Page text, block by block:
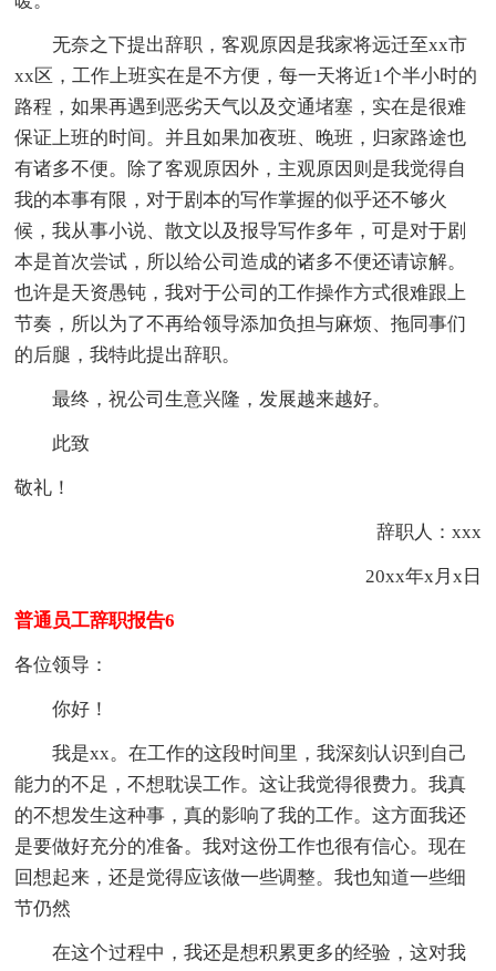
无奈之下提出辞职，客观原因是我家将远迁至xx市
xx区，工作上班实在是不方便，每一天将近1个半小时的
路程，如果再遇到恶劣天气以及交通堵塞，实在是很难
保证上班的时间。并且如果加夜班、晚班，归家路途也
有诸多不便。除了客观原因外，主观原因则是我觉得自
我的本事有限，对于剧本的写作掌握的似乎还不够火
候，我从事小说、散文以及报导写作多年，可是对于剧
本是首次尝试，所以给公司造成的诸多不便还请谅解。
也许是天资愚钝，我对于公司的工作操作方式很难跟上
节奏，所以为了不再给领导添加负担与麻烦、拖同事们
的后腿，我特此提出辞职。
最终，祝公司生意兴隆，发展越来越好。
此致
敬礼！
辞职人：xxx
20xx年x月x日
普通员工辞职报告6
各位领导：
你好！
我是xx。在工作的这段时间里，我深刻认识到自己
能力的不足，不想耽误工作。这让我觉得很费力。我真
的不想发生这种事，真的影响了我的工作。这方面我还
是要做好充分的准备。我对这份工作也很有信心。现在
回想起来，还是觉得应该做一些调整。我也知道一些细
节仍然
在这个过程中，我还是想积累更多的经验，这对我